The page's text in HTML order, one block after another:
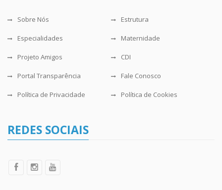
Sobre Nós Estrutura
Especialidades Maternidade
Projeto Amigos CDI
Portal Transparência Fale Conosco
Política de Privacidade Política de Cookies
REDES SOCIAIS